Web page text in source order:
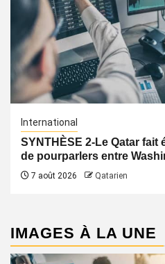
International
SYNTHÈSE 2-Le Qatar fait
de pourparlers entre
7 août 2026 Qatarien
IMAGES À LA UNE